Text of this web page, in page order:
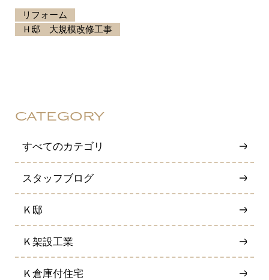
リフォーム
Ｈ邸 大規模改修工事
CATEGORY
すべてのカテゴリ
スタッフブログ
Ｋ邸
Ｋ架設工業
Ｋ倉庫付住宅